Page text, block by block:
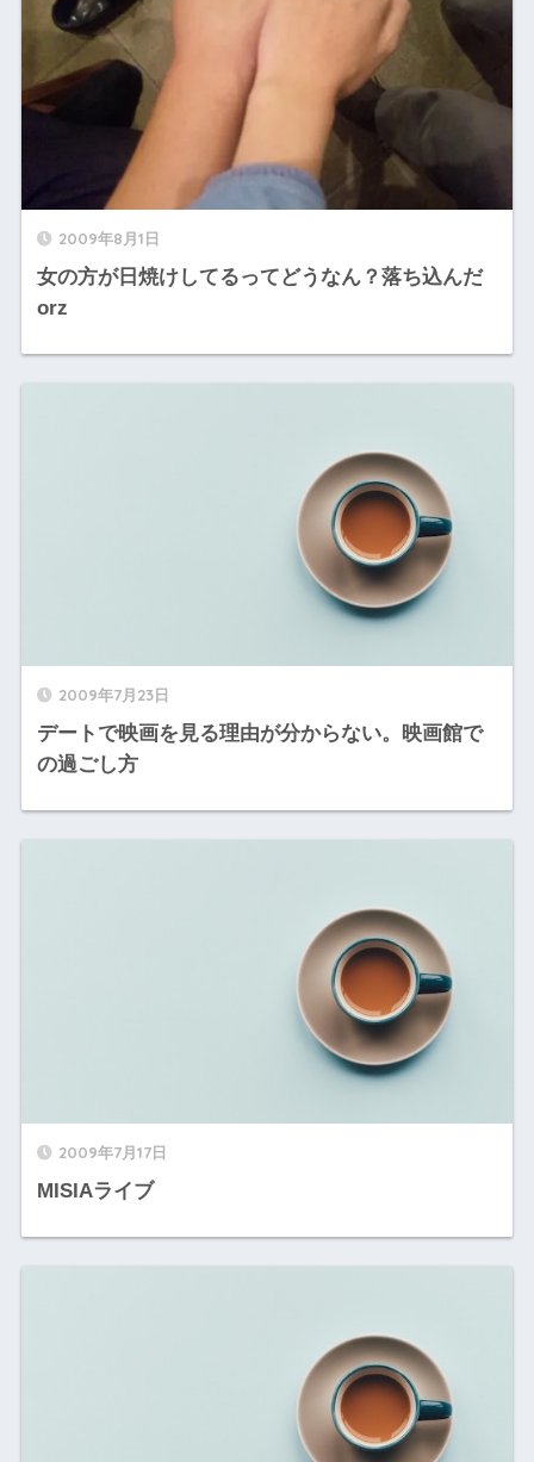
2009年8月1日
女の方が日焼けしてるってどうなん？落ち込んだ
orz
2009年7月23日
デートで映画を見る理由が分からない。映画館で
の過ごし方
2009年7月17日
MISIAライブ